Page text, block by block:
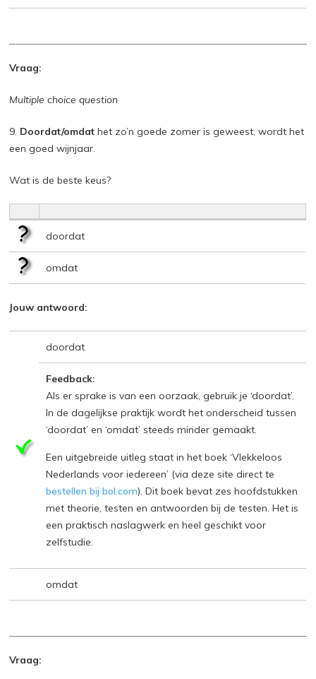
Vraag:
Multiple choice question
9. Doordat/omdat het zo’n goede zomer is geweest, wordt het
een goed wijnjaar.
Wat is de beste keus?
doordat
omdat
Jouw antwoord:
doordat
Feedback:
Als er sprake is van een oorzaak, gebruik je ‘doordat’.
In de dagelijkse praktijk wordt het onderscheid tussen
‘doordat’ en ‘omdat’ steeds minder gemaakt.
Een uitgebreide uitleg staat in het boek ‘Vlekkeloos
Nederlands voor iedereen’ (via deze site direct te
bestellen bij bol.com). Dit boek bevat zes hoofdstukken
met theorie, testen en antwoorden bij de testen. Het is
een praktisch naslagwerk en heel geschikt voor
zelfstudie.
omdat
Vraag: